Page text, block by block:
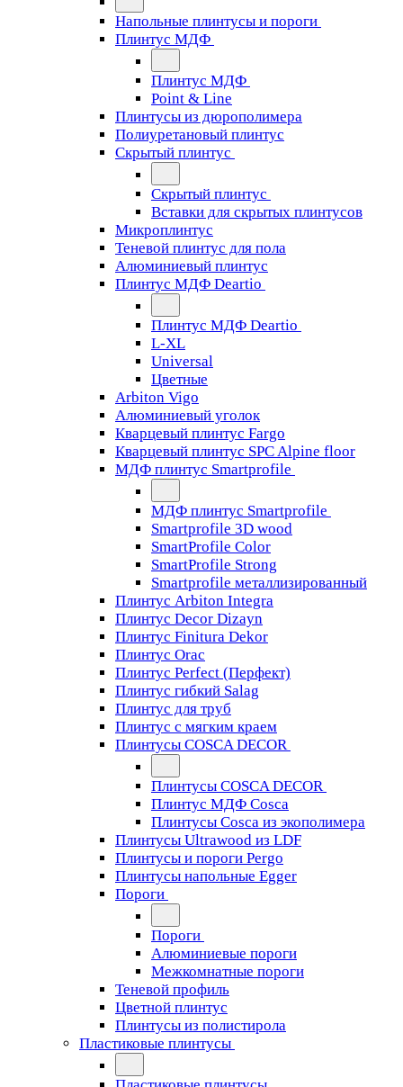
Напольные плинтусы и пороги
Плинтус МДФ
Плинтус МДФ
Point & Line
Плинтусы из дюрополимера
Полиуретановый плинтус
Скрытый плинтус
Скрытый плинтус
Вставки для скрытых плинтусов
Микроплинтус
Теневой плинтус для пола
Алюминиевый плинтус
Плинтус МДФ Deartio
Плинтус МДФ Deartio
L-XL
Universal
Цветные
Arbiton Vigo
Алюминиевый уголок
Кварцевый плинтус Fargo
Кварцевый плинтус SPC Alpine floor
МДФ плинтус Smartprofile
МДФ плинтус Smartprofile
Smartprofile 3D wood
SmartProfile Color
SmartProfile Strong
Smartprofile металлизированный
Плинтус Arbiton Integra
Плинтус Decor Dizayn
Плинтус Finitura Dekor
Плинтус Orac
Плинтус Perfect (Перфект)
Плинтус гибкий Salag
Плинтус для труб
Плинтус с мягким краем
Плинтусы COSCA DECOR
Плинтусы COSCA DECOR
Плинтус МДФ Cosca
Плинтусы Cosca из экополимера
Плинтусы Ultrawood из LDF
Плинтусы и пороги Pergo
Плинтусы напольные Egger
Пороги
Пороги
Алюминиевые пороги
Межкомнатные пороги
Теневой профиль
Цветной плинтус
Плинтусы из полистирола
Пластиковые плинтусы